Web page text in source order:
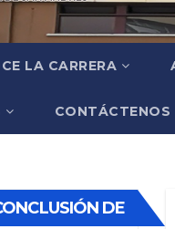
LA CARRERA
CONTÁCTENOS
DE